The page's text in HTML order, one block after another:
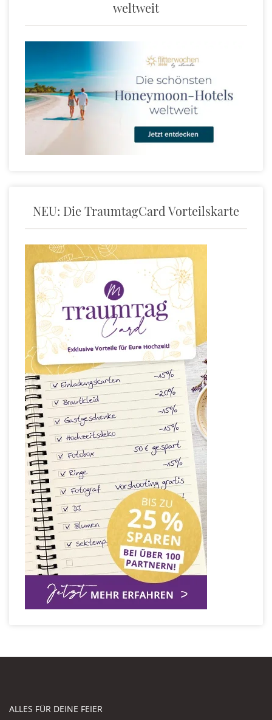
weltweit
NEU: Die TraumtagCard Vorteilskarte
ALLES FÜR DEINE FEIER